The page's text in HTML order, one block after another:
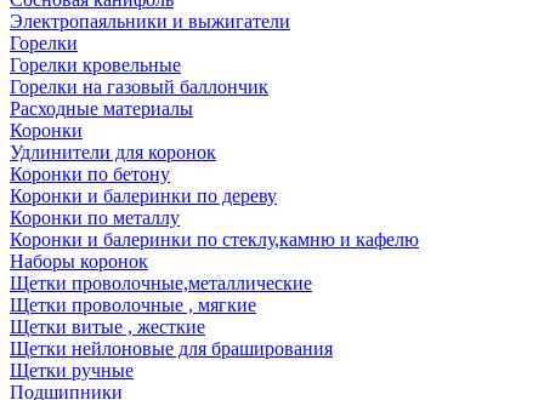
Электропаяльники и выжигатели
Горелки
Горелки кровельные
Горелки на газовый баллончик
Расходные материалы
Коронки
Удлинители для коронок
Коронки по бетону
Коронки и балеринки по дереву
Коронки по металлу
Коронки и балеринки по стеклу,камню и кафелю
Наборы коронок
Щетки проволочные,металлические
Щетки проволочные , мягкие
Щетки витые , жесткие
Щетки нейлоновые для браширования
Щетки ручные
Подшипники